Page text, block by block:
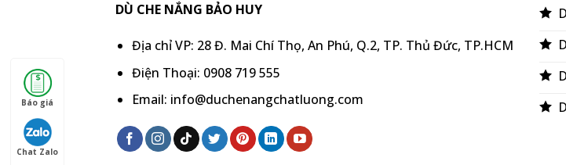
DÙ CHE NẮNG BẢO HUY
Địa chỉ VP: 28 Đ. Mai Chí Thọ, An Phú, Q.2, TP. Thủ Đức, TP.HCM
Điện Thoại: 0908 719 555
Email: info@duchenangchatluong.com
Báo giá
Chat Zalo